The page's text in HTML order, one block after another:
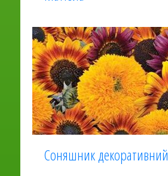
Соняшник декоративний